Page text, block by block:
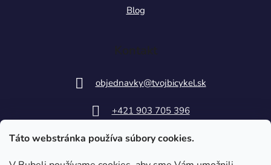
Táto webstránka používa súbory cookies.
Blog
Kontakt
objednavky@tvojbicykel.sk
+421 903 705 396